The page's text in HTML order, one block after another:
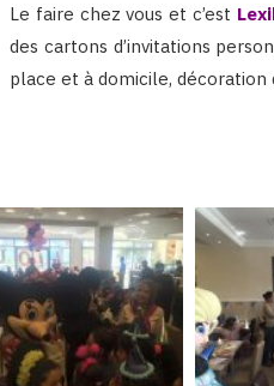
Le faire chez vous et c’est
des cartons d’invitations
place et à domicile,